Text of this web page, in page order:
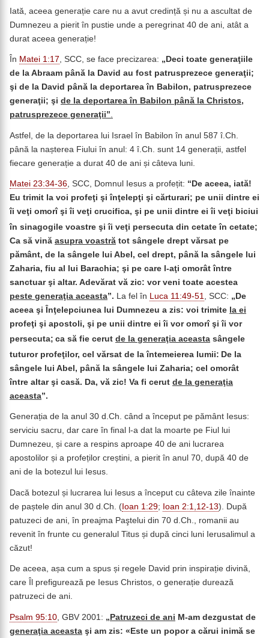
Iată, aceea generație care nu a avut credință și nu a ascultat de
Dumnezeu a pierit în pustie unde a peregrinat 40 de ani, atât a
durat aceea generație!
În Matei 1:17, SCC, se face precizarea: „ Deci toate generaţiile
de la Abraam până la David au fost patrusprezece generaţii;
şi de la David până la deportarea în Babilon, patrusprezece
generaţii; şi de la deportarea în Babilon până la Christos,
patrusprezece generaţii”.
Astfel, de la deportarea lui Israel în Babilon în anul 587 î.Ch.
până la nașterea Fiului în anul: 4 î.Ch. sunt 14 generații, astfel
fiecare generație a durat 40 de ani și câteva luni.
Matei 23:34-36, SCC, Domnul Iesus a profețit: “ De aceea, iată!
Eu trimit la voi profeţi şi înţelepţi şi cărturari; pe unii dintre ei
îi veţi omorî şi îi veţi crucifica, şi pe unii dintre ei îi veţi biciui
în sinagogile voastre şi îi veţi persecuta din cetate în cetate;
Ca să vină asupra voastră tot sângele drept vărsat pe
pământ, de la sângele lui Abel, cel drept, până la sângele lui
Zaharia, fiu al lui Barachia; şi pe care l-aţi omorât între
sanctuar şi altar. Adevărat vă zic: vor veni toate acestea
peste generaţia aceasta”. La fel în Luca 11:49-51 , SCC: „De
aceea şi Înţelepciunea lui Dumnezeu a zis: voi trimite la ei
profeţi şi apostoli, şi pe unii dintre ei îi vor omorî şi îi vor
persecuta; ca să fie cerut de la generaţia aceasta sângele
tuturor profeţilor, cel vărsat de la întemeierea lumii: De la
sângele lui Abel, până la sângele lui Zaharia; cel omorât
între altar şi casă. Da, vă zic! Va fi cerut de la generaţia
aceasta”.
Generația de la anul 30 d.Ch. când a început pe pământ Iesus:
serviciu sacru, dar care în final l-a dat la moarte pe Fiul lui
Dumnezeu, și care a respins aproape 40 de ani lucrarea
apostolilor și a profeților creștini, a pierit în anul 70, după 40 de
ani de la botezul lui Iesus.
Dacă botezul și lucrarea lui Iesus a început cu câteva zile înainte
de paștele din anul 30 d.Ch. (Ioan 1:29; Ioan 2:1,12-13). După
patuzeci de ani, în preajma Paştelui din 70 d.Ch., romanii au
revenit în frunte cu generalul Titus și după cinci luni Ierusalimul a
căzut!
De aceea, așa cum a spus și regele David prin inspirație divină,
care Îl prefigurează pe Iesus Christos, o generație durează
patruzeci de ani.
Psalm 95:10 , GBV 2001: „Patruzeci de ani M-am dezgustat de
generaţia aceasta şi am zis: «Este un popor a cărui inimă se